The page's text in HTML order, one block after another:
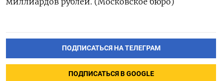
ПОДПИСАТЬСЯ НА ТЕЛЕГРАМ
ПОДПИСАТЬСЯ В GOOGLE